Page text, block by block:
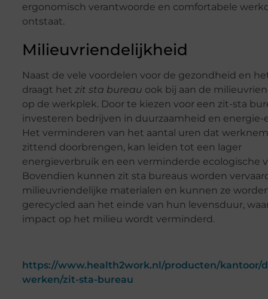
ergonomisch verantwoorde en comfortabele
ontstaat.
Milieuvriendelijkheid
Naast de vele voordelen voor de gezondheid en
draagt het zit sta bureau ook bij aan de
op de werkplek. Door te kiezen voor een zit-sta
investeren bedrijven in duurzaamheid en energie-
Het verminderen van het aantal uren dat
zittend doorbrengen, kan leiden tot een lager
energieverbruik en een verminderde ecologische
Bovendien kunnen zit sta bureaus worden
milieuvriendelijke materialen en kunnen ze
gerecycled aan het einde van hun levensduur,
impact op het milieu wordt verminderd.
https://www.health2work.nl/producten/kantoor/
werken/zit-sta-bureau